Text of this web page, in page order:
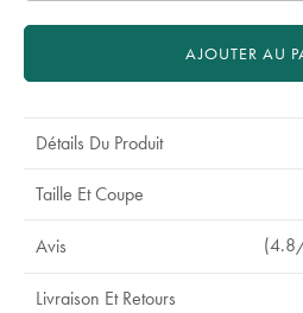
AJOUTER AU
Détails Du Produit
Taille Et Coupe
Avis
Livraison Et Retours